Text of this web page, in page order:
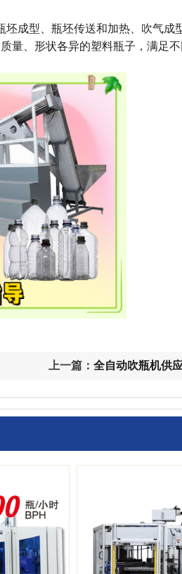
成型、瓶坯传送和加热、吹气成
、形状各异的塑料瓶子，满足不
上一篇： 全自动吹瓶机供